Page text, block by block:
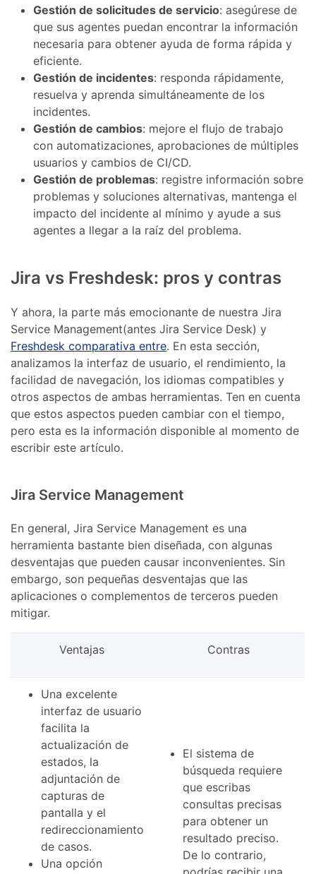
Gestión de solicitudes de servicio: asegúrese de
que sus agentes puedan encontrar la información
necesaria para obtener ayuda de forma rápida y
eficiente.
Gestión de incidentes: responda rápidamente,
resuelva y aprenda simultáneamente de los
incidentes.
Gestión de cambios: mejore el flujo de trabajo
con automatizaciones, aprobaciones de múltiples
usuarios y cambios de CI/CD.
Gestión de problemas: registre información sobre
problemas y soluciones alternativas, mantenga el
impacto del incidente al mínimo y ayude a sus
agentes a llegar a la raíz del problema.
Jira vs Freshdesk: pros y contras
Y ahora, la parte más emocionante de nuestra Jira
Service Management(antes Jira Service Desk) y
Freshdesk comparativa entre. En esta sección,
analizamos la interfaz de usuario, el rendimiento, la
facilidad de navegación, los idiomas compatibles y
otros aspectos de ambas herramientas. Ten en cuenta
que estos aspectos pueden cambiar con el tiempo,
pero esta es la información disponible al momento de
escribir este artículo.
Jira Service Management
En general, Jira Service Management es una
herramienta bastante bien diseñada, con algunas
desventajas que pueden causar inconvenientes. Sin
embargo, son pequeñas desventajas que las
aplicaciones o complementos de terceros pueden
mitigar.
Ventajas Contras
Una excelente
interfaz de usuario
facilita la
actualización de
estados, la
adjuntación de
capturas de
pantalla y el
redireccionamiento
de casos.
Una opción
El sistema de
búsqueda requiere
que escribas
consultas precisas
para obtener un
resultado preciso.
De lo contrario,